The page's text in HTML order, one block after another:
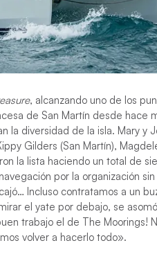
, alcanzando uno de los
de San Martín desde hace
la diversidad de la isla. Mary y
Gilders (San Martín),
la lista haciendo un total de
por la organización
Incluso contratamos a un
el yate por debajo, se
trabajo el de The Moorings!
volver a hacerlo todo».